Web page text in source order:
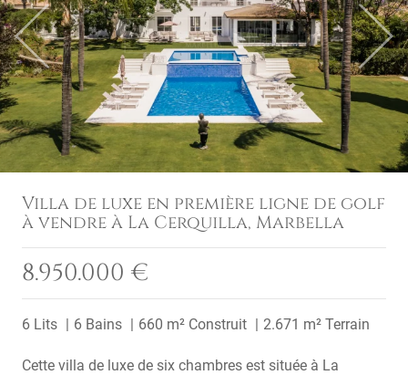
Previous Next
Villa de luxe en première ligne de golf
à vendre à La Cerquilla, Marbella
8.950.000 €
6 Lits 6 Bains 660 m² Construit 2.671 m² Terrain
Cette villa de luxe de six chambres est située à La